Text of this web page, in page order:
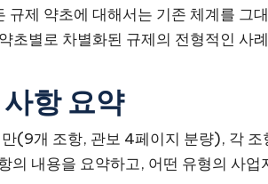
제 약초에 대해서는 기존 체계를 그
초별로 차별화된 규제의 전형적인 사
항 요약
(9개 조항, 관보 4페이지 분량), 각 조
의 내용을 요약하고, 어떤 유형의 사업